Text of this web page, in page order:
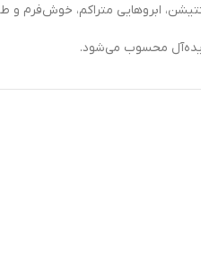
ابروهایی متراکم، خوش‌فرم و
ایده‌آل محسوب می‌شود.